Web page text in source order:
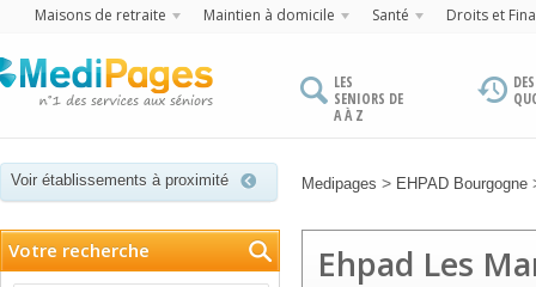
Maisons de retraite Maintien à domicile Santé Droits et
LES
SENIORS DE
A À Z
Voir établissements à proximité Medipages > EHPAD Bourgogne
Votre recherche Ehpad Les